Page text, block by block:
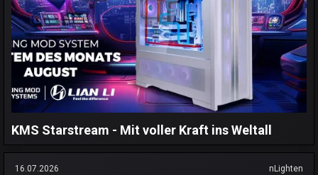
KMS Starstream - Mit voller Kraft ins Weltall
16.07.2026 nLighten